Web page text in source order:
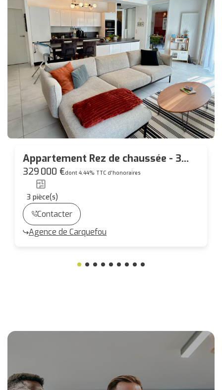
Appartement Rez de chaussée - 3
pièces - Bourg de Carquefou - 94m²
329 000 €dont 4.44% TTC d'honoraires
3 pièce(s)
Contacter
Agence de Carquefou